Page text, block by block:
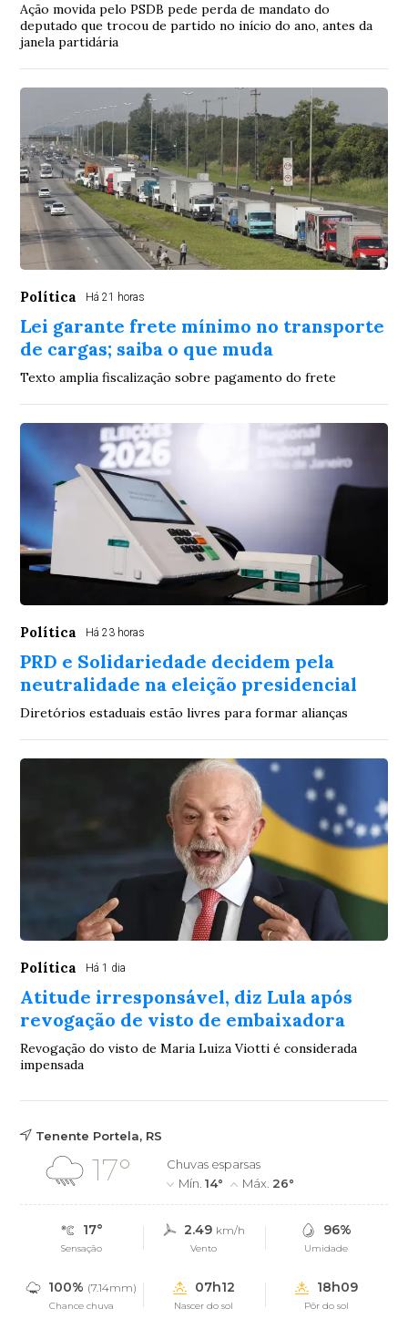
Ação movida pelo PSDB pede perda de mandato do
deputado que trocou de partido no início do ano, antes da
janela partidária
Política Há 21 horas
Lei garante frete mínimo no transporte
de cargas; saiba o que muda
Texto amplia fiscalização sobre pagamento do frete
Política Há 23 horas
PRD e Solidariedade decidem pela
neutralidade na eleição presidencial
Diretórios estaduais estão livres para formar alianças
Política Há 1 dia
Atitude irresponsável, diz Lula após
revogação de visto de embaixadora
Revogação do visto de Maria Luiza Viotti é considerada
impensada
Tenente Portela, RS
17°
Chuvas esparsas
Mín.14° Máx. 26°
17°
Sensação
2.49 km/h
Vento
96%
Umidade
100% (7.14mm)
Chance chuva
07h12
Nascer do sol
18h09
Pôr do sol